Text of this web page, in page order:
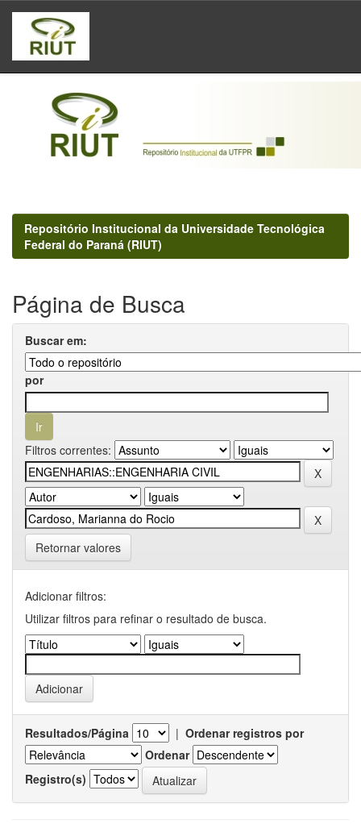
Skip
navigation
Repositório Institucional da Universidade Tecnológica
Federal do Paraná (RIUT)
Página de Busca
Buscar em:
por
Filtros correntes:
Retornar valores
Adicionar filtros:
Utilizar filtros para refinar o resultado de busca.
Resultados/Página | Ordenar registros por
Ordenar
Registro(s)